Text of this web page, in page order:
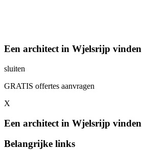
Een architect in Wjelsrijp vinden
sluiten
GRATIS offertes aanvragen
X
Een architect in Wjelsrijp vinden
Belangrijke links